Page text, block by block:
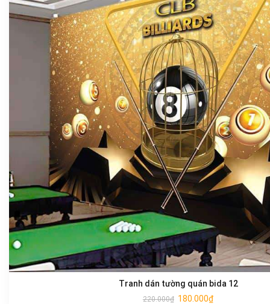
Tranh dán tường quán bida 12
220.000₫ 180.000₫